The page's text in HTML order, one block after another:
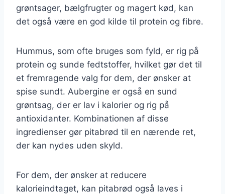
grøntsager, bælgfrugter og magert kød, kan
det også være en god kilde til protein og fibre.
Hummus, som ofte bruges som fyld, er rig på
protein og sunde fedtstoffer, hvilket gør det til
et fremragende valg for dem, der ønsker at
spise sundt. Aubergine er også en sund
grøntsag, der er lav i kalorier og rig på
antioxidanter. Kombinationen af disse
ingredienser gør pitabrød til en nærende ret,
der kan nydes uden skyld.
For dem, der ønsker at reducere
kalorieindtaget, kan pitabrød også laves i